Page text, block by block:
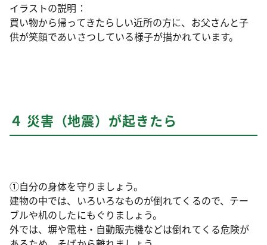
イラストの説明：
買い物から帰ってきたらしい近所の方に、お父さんと子
供が笑顔であいさつしている様子が描かれています。
４ 災害（地震）が起きたら
①自分の身体を守りましょう。
建物の中では、いろいろなものが倒れてくるので、テー
ブルや机のしたにもぐりましょう。
外では、塀や電柱・自動販売機などは倒れてくる危険が